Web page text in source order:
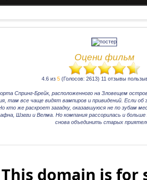
Оцени фильм
4.6 из5 (Голосов: 2613) 11 отзывы
Спринг-Брейк, расположенного на Зловещем
там все чаще видят вампиров и привидений. Если
кто же раскроет загадку, оказавшуюся не по
Шэгги и Велма. Но компания рассорилась и
снова объединить старых